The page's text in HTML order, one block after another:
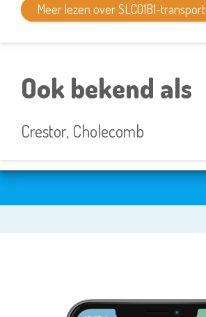
Meer lezen over SLCO1B1-
Ook bekend als
Crestor, Cholecomb